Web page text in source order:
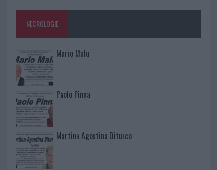
NECROLOGIE
Mario Malu
Paolo Pinna
Martina Agostina Diturco